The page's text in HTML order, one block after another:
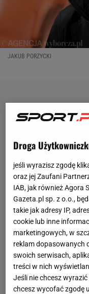
JAKUB PORZYCKI
Droga
jeśli wyrazisz zgodę
oraz jej Zaufani
IAB, jak również Agora
Gazeta.pl sp. z o.o.,
takie jak adresy IP,
cookie lub inne
marketingowych, w
reklam dopasowanych
swoich serwisach,
treści w nich
Jeśli nie chcesz
chcesz wycofać zgodę